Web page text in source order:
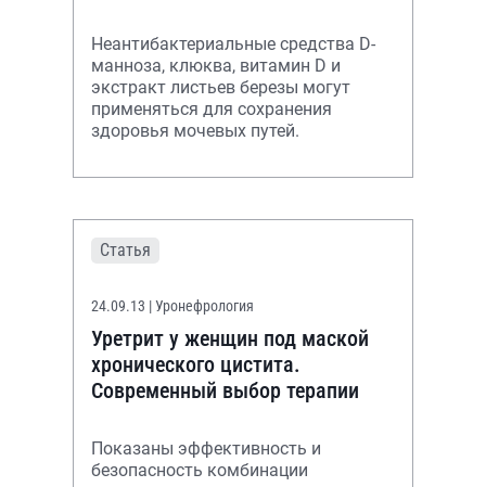
Неантибактериальные средства D-
манноза, клюква, витамин D и
экстракт листьев березы могут
применяться для сохранения
здоровья мочевых путей.
Статья
24.09.13 | Уронефрология
Уретрит у женщин под маской
хронического цистита.
Современный выбор терапии
Показаны эффективность и
безопасность комбинации